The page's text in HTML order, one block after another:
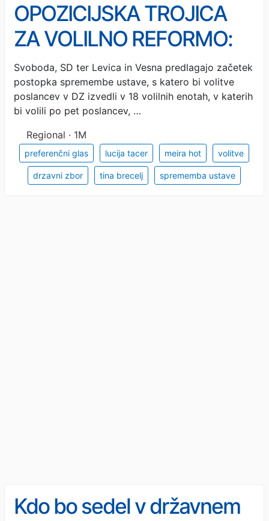
OPOZICIJSKA TROJICA
ZA VOLILNO REFORMO:
Predlagajo preferenčni
glas in 18 volilnih enot
Svoboda, SD ter Levica in Vesna predlagajo začetek
postopka spremembe ustave, s katero bi volitve
poslancev v DZ izvedli v 18 volilnih enotah, v katerih
bi volili po pet poslancev, …
Regional · 1M
preferenčni glas lucija tacer meira hot volitve
drzavni zbor tina brecelj sprememba ustave
Kdo bo sedel v državnem